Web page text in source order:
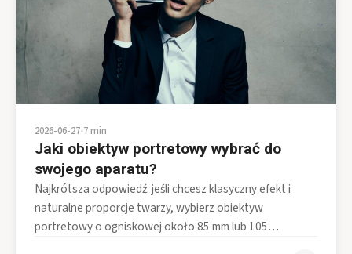
2026-06-27•7 min
Jaki obiektyw portretowy wybrać do
swojego aparatu?
Najkrótsza odpowiedź: jeśli chcesz klasyczny efekt i
naturalne proporcje twarzy, wybierz obiektyw
portretowy o ogniskowej około 85 mm lub 105…